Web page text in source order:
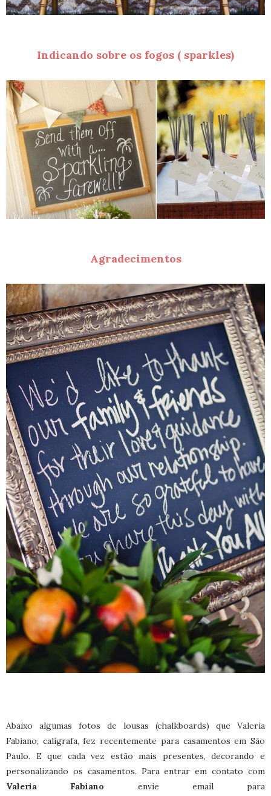
Indicando sobre os fogos ( sparkles)
Agradecimentos
Abaixo algumas fotos de lousas (chalkboards) que Valeria
Fabiano, calígrafa, fez recentemente para casamentos em São
Paulo. E que cada vez estão mais presentes, decorando e
personalizando os casamentos. Para entrar em contato com
Valeria Fabiano envie email para